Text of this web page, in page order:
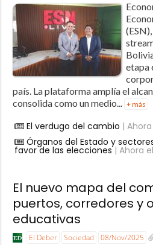
etapa
país. La plataforma amplía el
consolida como un medio... + más
El verdugo del cambio |
Órganos del Estado y
favor de las elecciones| Ahora
El nuevo mapa del
puertos, corredores y
educativas
El Deber Sociedad 08/Nov/2025